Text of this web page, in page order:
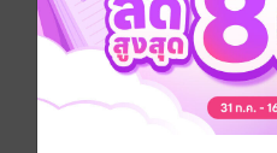
Boy love / Yaoi ดรามา
omegaverse